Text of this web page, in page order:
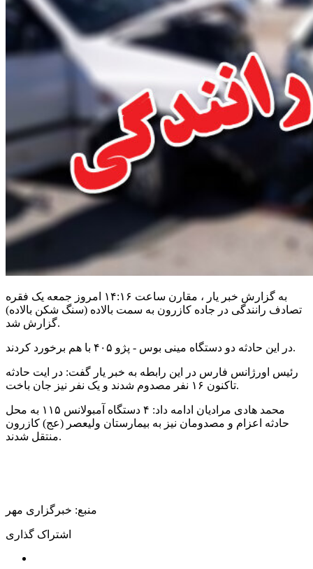
به گزارش خبر یار ، مقارن ساعت ۱۴:۱۶ امروز جمعه یک فقره
تصادف رانندگی در جاده کازرون به سمت بالاده (سنگ شکن بالاده)
گزارش شد.
در این حادثه دو دستگاه مینی بوس - پژو ۴۰۵ با هم برخورد کردند.
رئیس اورژانس فارس در این رابطه به خبر یار گفت: در ایت حادثه
تاکنون ۱۶ نفر مصدوم شدند و یک نفر نیز جان باخت.
محمد هادی مرادیان ادامه داد: ۴ دستگاه آمبولانس ۱۱۵ به محل
حادثه اعزام و مصدومان نیز به بیمارستان ولیعصر (عج) کازرون
منتقل شدند.
منبع: خبرگزاری مهر
اشتراک گذاری